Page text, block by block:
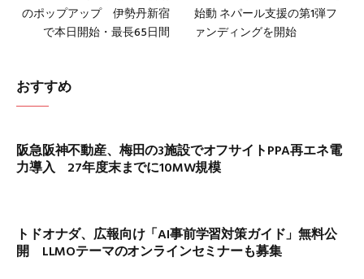
のポップアップ 伊勢丹新宿
で本日開始・最長65日間
始動 ネパール支援の第1弾フ
ァンディングを開始
おすすめ
阪急阪神不動産、梅田の3施設でオフサイトPPA再エネ電
力導入 27年度末までに10MW規模
トドオナダ、広報向け「AI事前学習対策ガイド」無料公
開 LLMOテーマのオンラインセミナーも募集